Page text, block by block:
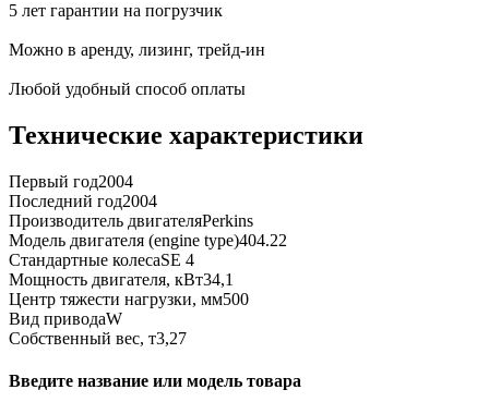
5 лет гарантии на погрузчик
Можно в аренду, лизинг, трейд-ин
Любой удобный способ оплаты
Технические характеристики
Первый год2004
Последний год2004
Производитель двигателяPerkins
Модель двигателя (engine type)404.22
Стандартные колесаSE 4
Мощность двигателя, кВт34,1
Центр тяжести нагрузки, мм500
Вид приводаW
Собственный вес, т3,27
Введите название или модель товара